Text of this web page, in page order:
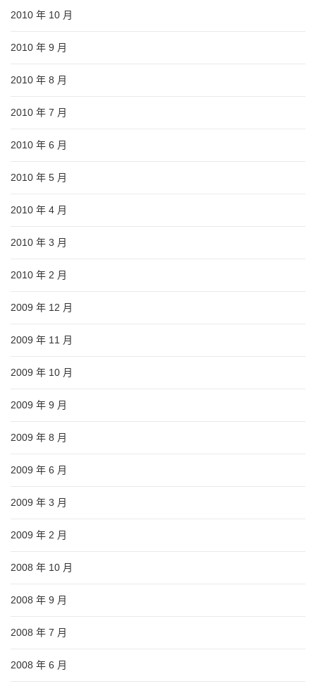
2010 年 10 月
2010 年 9 月
2010 年 8 月
2010 年 7 月
2010 年 6 月
2010 年 5 月
2010 年 4 月
2010 年 3 月
2010 年 2 月
2009 年 12 月
2009 年 11 月
2009 年 10 月
2009 年 9 月
2009 年 8 月
2009 年 6 月
2009 年 3 月
2009 年 2 月
2008 年 10 月
2008 年 9 月
2008 年 7 月
2008 年 6 月